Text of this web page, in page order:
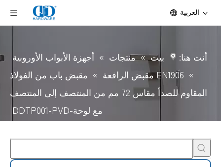
العربية
أنت هنا: بيت »منتجات » أجهزة الأبواب الأوروبية
» EN1906 مقبض الرافعة » مقبض باب من الفولاذ
المقاوم للصدأ مقاس 72 مم من المنتصف إلى المنتصف
مع لوحة-DDTP001-PVD